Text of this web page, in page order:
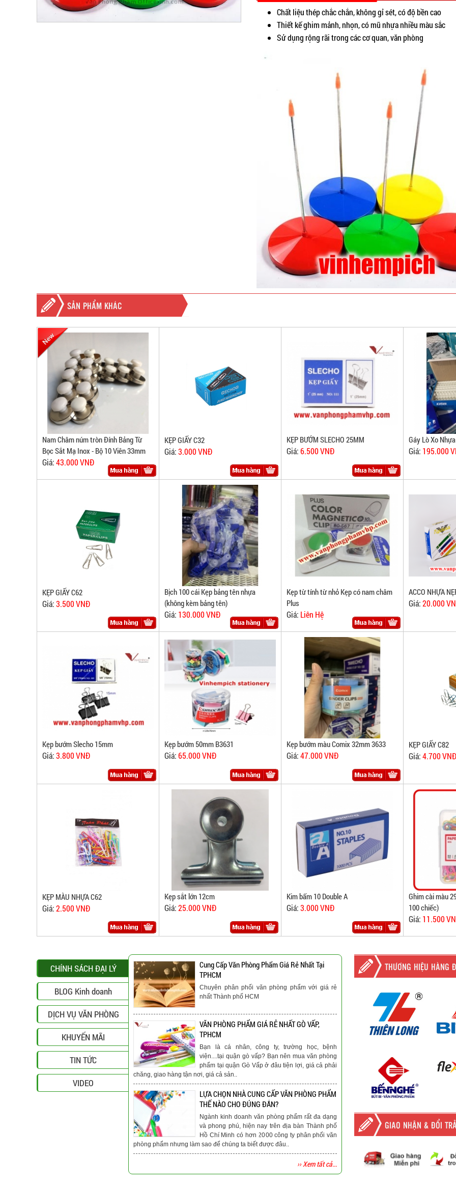
Chất liệu thép chắc chắn, không gỉ sét, có độ bền cao
Thiết kế ghim mảnh, nhọn, có mũ nhựa nhiều màu sắc
Sử dụng rộng rãi trong các cơ quan, văn phòng
SẢN PHẨM KHÁC
Nam Châm núm tròn Đính Bảng Từ
Bọc Sắt Mạ Inox - Bộ 10 Viên 33mm
Giá:43.000 VNĐ
KẸP GIẤY C32
Giá:3.000 VNĐ
KẸP BƯỚM SLECHO 25MM
Giá:6.500 VNĐ
Gáy Lò Xo
Giá: 195.000
KẸP GIẤY C62
Giá:3.500 VNĐ
Bịch 100 cái Kẹp bảng tên nhựa
(không kèm bảng tên)
Giá: 130.000 VNĐ
Kẹp từ tính từ nhỏ Kẹp có nam châm
Plus
Giá: Liên Hệ
ACCO NHỰA
Giá:20.000
Kẹp bướm Slecho 15mm
Giá:3.800 VNĐ
Kẹp bướm 50mm B3631
Giá:65.000 VNĐ
Kẹp bướm màu Comix 32mm 3633
Giá:47.000 VNĐ
KẸP GIẤY C82
Giá:4.700 VNĐ
KẸP MÀU NHỰA C62
Giá:2.500 VNĐ
Kẹp sắt lớn 12cm
Giá:25.000 VNĐ
Kim bấm 10 Double A
Giá:3.000 VNĐ
Ghim cài màu
100 chiếc)
Giá: 11.500
CHÍNH SÁCH ĐẠI LÝ
BLOG Kinh doanh
DỊCH VỤ VĂN PHÒNG
KHUYẾN MÃI
TIN TỨC
VIDEO
Cung Cấp Văn Phòng Phẩm Giá Rẻ Nhất Tại
TPHCM
Chuyên phân phối văn phòng phẩm với giá rẻ
nhất Thành phố HCM
VĂN PHÒNG PHẨM GIÁ RẺ NHẤT GÒ VẤP,
TPHCM
Bạn là cá nhân, công ty, trường học, bệnh
viện....tại quận gò vấp? Bạn nên mua văn phòng
phẩm tại quận Gò Vấp ở đâu tiện lợi, giá cả phải
chăng, giao hàng tận nơi, giá cả sản..
LỰA CHỌN NHÀ CUNG CẤP VĂN PHÒNG PHẨM
THẾ NÀO CHO ĐÚNG ĐẮN?
Ngành kinh doanh văn phòng phẩm rất đa dạng
và phong phú, hiện nay trên địa bàn Thành phố
Hồ Chí Minh có hơn 2000 công ty phân phối văn
phòng phẩm nhưng làm sao để chúng ta biết được đâu..
›› Xem tất cả...
THƯƠNG HIỆU HÀNG
GIAO NHẬN & ĐỔI TRẢ